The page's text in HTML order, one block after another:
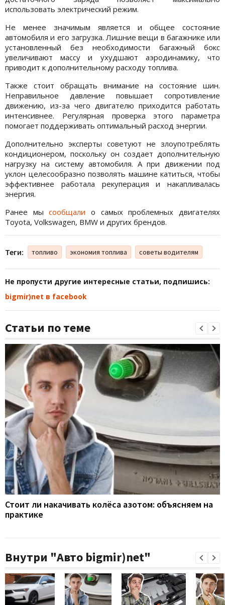
использовать электрический режим.
Не менее значимым является и общее состояние
автомобиля и его загрузка. Лишние вещи в багажнике или
установленный без необходимости багажный бокс
увеличивают массу и ухудшают аэродинамику, что
приводит к дополнительному расходу топлива.
Также стоит обращать внимание на состояние шин.
Неправильное давление повышает сопротивление
движению, из-за чего двигателю приходится работать
интенсивнее. Регулярная проверка этого параметра
помогает поддерживать оптимальный расход энергии.
Дополнительно эксперты советуют не злоупотреблять
кондиционером, поскольку он создает дополнительную
нагрузку на систему автомобиля. А при движении под
уклон целесообразно позволять машине катиться, чтобы
эффективнее работала рекуперация и накапливалась
энергия.
Ранее мысообщали о самых проблемных двигателях
Toyota, Volkswagen, BMW и других брендов.
Теги: топливо экономия топлива советы водителям
Не пропусти другие интересные статьи, подпишись:
bigmir)net в facebook
Статьи по теме
Стоит ли накачивать колёса азотом: объясняем на
практике
Внутри "Авто bigmir)net"